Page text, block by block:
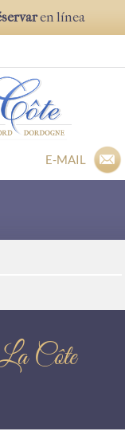
en línea
E-MAIL
Côte